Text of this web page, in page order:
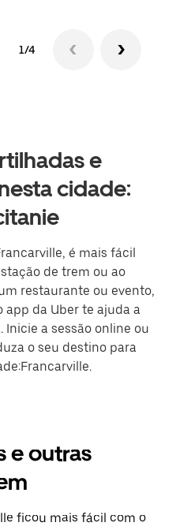
1/4
e
cidade:
é mais fácil
de trem ou ao
restaurante ou evento,
app da Uber te ajuda a
a sessão online ou
o seu destino para
e outras
ficou mais fácil com o